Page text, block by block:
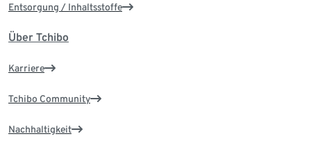
Entsorgung / Inhaltsstoffe
Über Tchibo
Karriere
Tchibo Community
Nachhaltigkeit